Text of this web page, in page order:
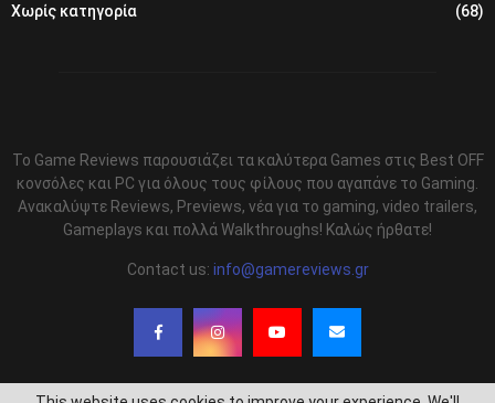
Χωρίς κατηγορία
(68)
Το Game Reviews παρουσιάζει τα καλύτερα Games στις Best OFF
κονσόλες και PC για όλους τους φίλους που αγαπάνε το Gaming.
Ανακαλύψτε Reviews, Previews, νέα για το gaming, video trailers,
Gameplays και πολλά Walkthroughs! Καλώς ήρθατε!
Contact us: info@gamereviews.gr